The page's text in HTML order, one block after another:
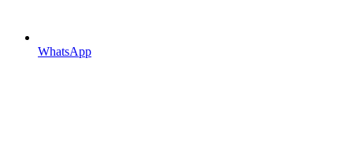
WhatsApp